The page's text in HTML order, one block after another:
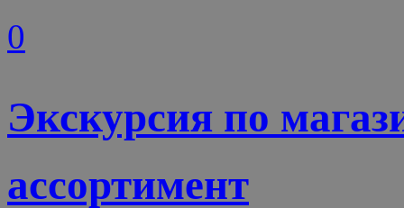
0
Экскурсия по
ассортимент